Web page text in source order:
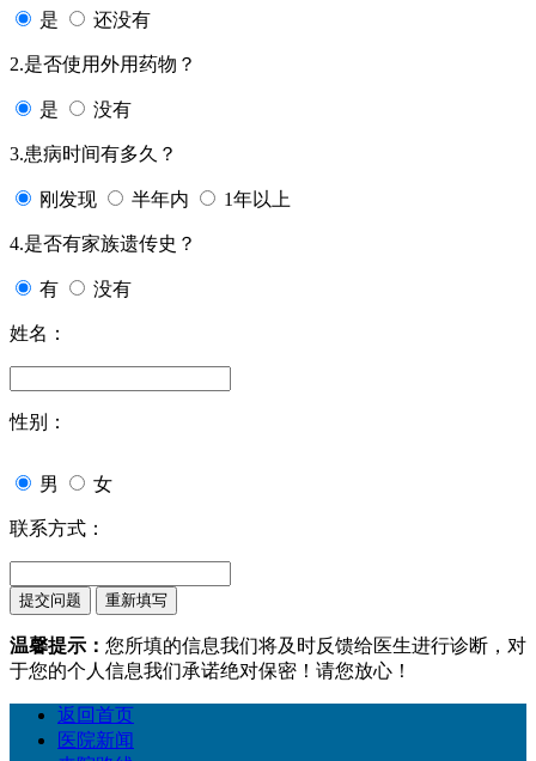
是 还没有
2.是否使用外用药物？
是 没有
3.患病时间有多久？
刚发现 半年内 1年以上
4.是否有家族遗传史？
有 没有
姓名：
性别：
男 女
联系方式：
温馨提示： 您所填的信息我们将及时反馈给医生进行诊断，对
于您的个人信息我们承诺绝对保密！请您放心！
返回首页
医院新闻